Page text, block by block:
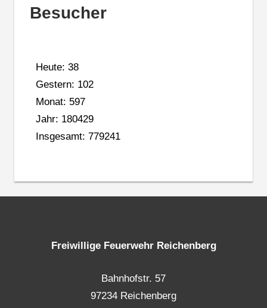
Besucher
Heute: 38
Gestern: 102
Monat: 597
Jahr: 180429
Insgesamt: 779241
Freiwillige Feuerwehr Reichenberg
Bahnhofstr. 57
97234 Reichenberg